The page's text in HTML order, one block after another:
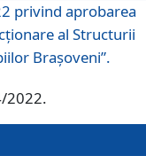
privind aprobarea
al Structurii
Braşoveni”.
2022.